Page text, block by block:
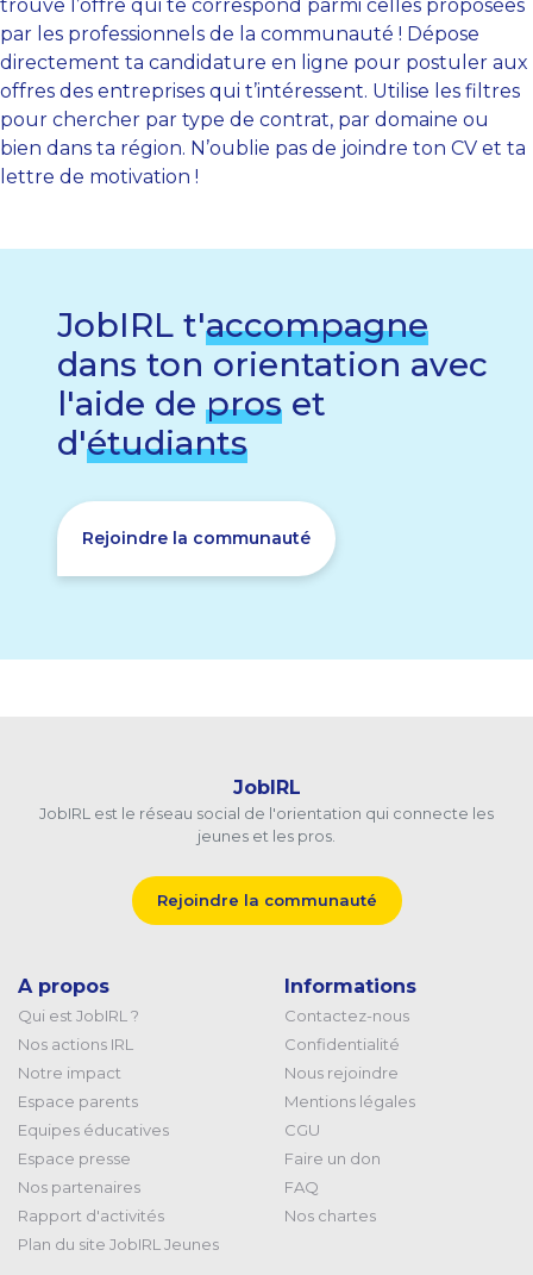
trouve l’offre qui te correspond parmi celles proposées
par les professionnels de la communauté ! Dépose
directement ta candidature en ligne pour postuler aux
offres des entreprises qui t’intéressent. Utilise les filtres
pour chercher par type de contrat, par domaine ou
bien dans ta région. N’oublie pas de joindre ton CV et ta
lettre de motivation !
JobIRL t'accompagne
dans ton orientation avec
l'aide de pros et
d'étudiants
Rejoindre la communauté
JobIRL
JobIRL est le réseau social de l'orientation qui connecte les
jeunes et les pros.
Rejoindre la communauté
A propos
Qui est JobIRL ?
Nos actions IRL
Notre impact
Espace parents
Equipes éducatives
Espace presse
Nos partenaires
Rapport d'activités
Plan du site JobIRL Jeunes
Informations
Contactez-nous
Confidentialité
Nous rejoindre
Mentions légales
CGU
Faire un don
FAQ
Nos chartes